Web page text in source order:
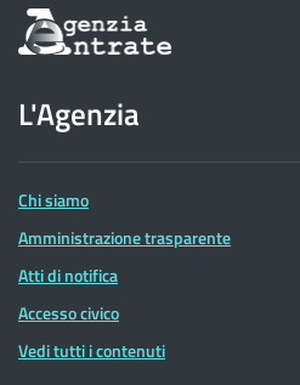
Informazioni
sul
dell'Agenzia
delle
Entrate
L'Agenzia
Chi siamo
Amministrazione trasparente
Atti di notifica
Accesso civico
Vedi tutti i contenuti